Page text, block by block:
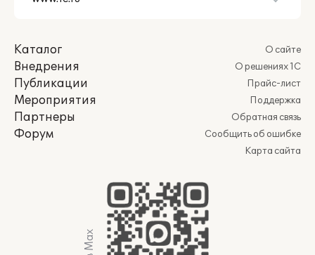
Каталог
Внедрения
Публикации
Мероприятия
Партнеры
Форум
О сайте
О решениях 1С
Прайс-лист
Поддержка
Обратная связь
Сообщить об ошибке
Карта сайта